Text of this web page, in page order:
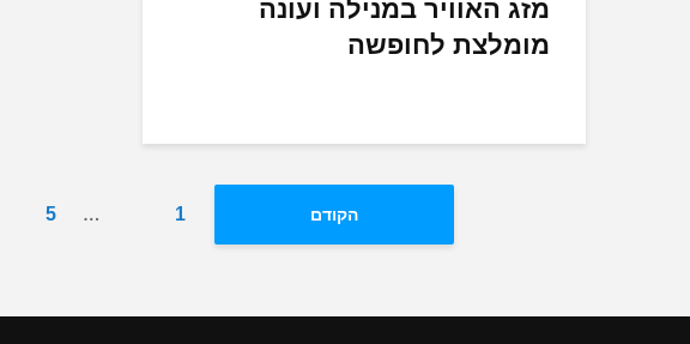
מזג האוויר במנילה ועונה
מומלצת לחופשה
הקודם 1
…
5